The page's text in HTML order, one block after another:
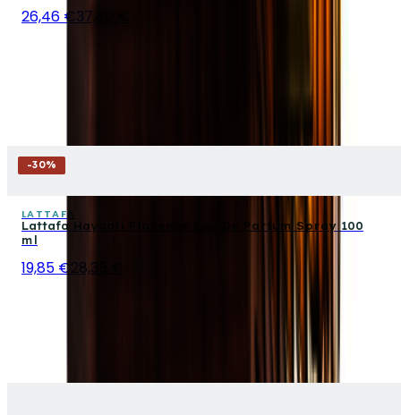
26,46 €37,80 €
-30%
LATTAFA
Lattafa Hayaati Florence Eau De Parfum Spray 100
ml
19,85 €28,35 €